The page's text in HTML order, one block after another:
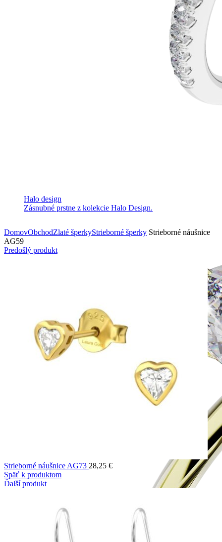
Halo design
Zásnubné prstne z kolekcie Halo Design.
DomovObchodZlaté šperkyStrieborné šperky Strieborné náušnice
AG59
Predošlý produkt
Strieborné náušnice AG73 28,25 €
Späť k produktom
Ďalší produkt